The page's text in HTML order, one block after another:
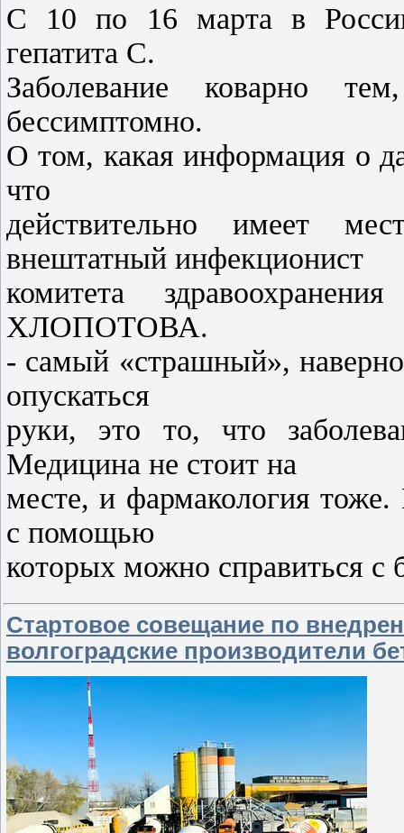
С 10 по 16 марта в
гепатита С.
Заболевание коварно
бессимптомно.
О том, какая информация о
что
действительно имеет
внештатный инфекционист
комитета
ХЛОПОТОВА.
- самый «страшный»,
опускаться
руки, это то, что
Медицина не стоит на
месте, и фармакология
с помощью
которых можно справиться с
Стартовое совещание по
волгоградские производители